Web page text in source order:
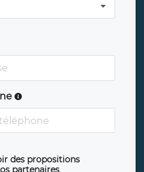
des propositions